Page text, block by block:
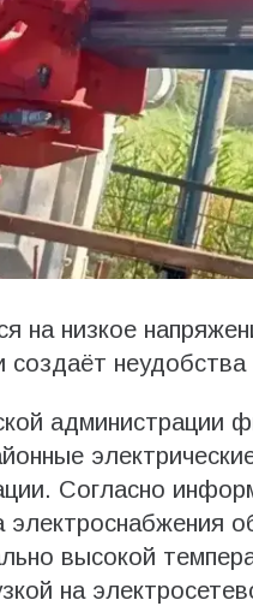
на низкое
создаёт
администрации
Согласно
электроснабжения
высокой
на